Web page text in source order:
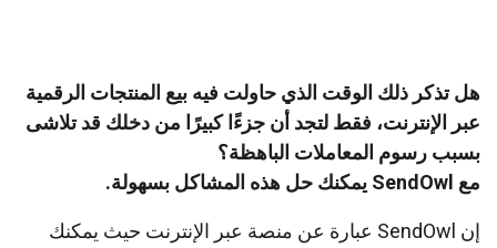
هل تذكر ذلك الوقت الذي حاولت فيه بيع المنتجات الرقمية
عبر الإنترنت، فقط لتجد أن جزءًا كبيرًا من دخلك قد تلاشى
بسبب رسوم المعاملات الباهظة؟
مع SendOwl يمكنك حل هذه المشاكل بسهولة.
إن SendOwl عبارة عن منصة عبر الإنترنت حيث يمكنك